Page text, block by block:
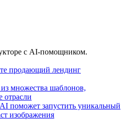
с AI-помощником.
продающий лендинг
множества шаблонов,
отрасли
AI поможет запустить уникальный
изображения